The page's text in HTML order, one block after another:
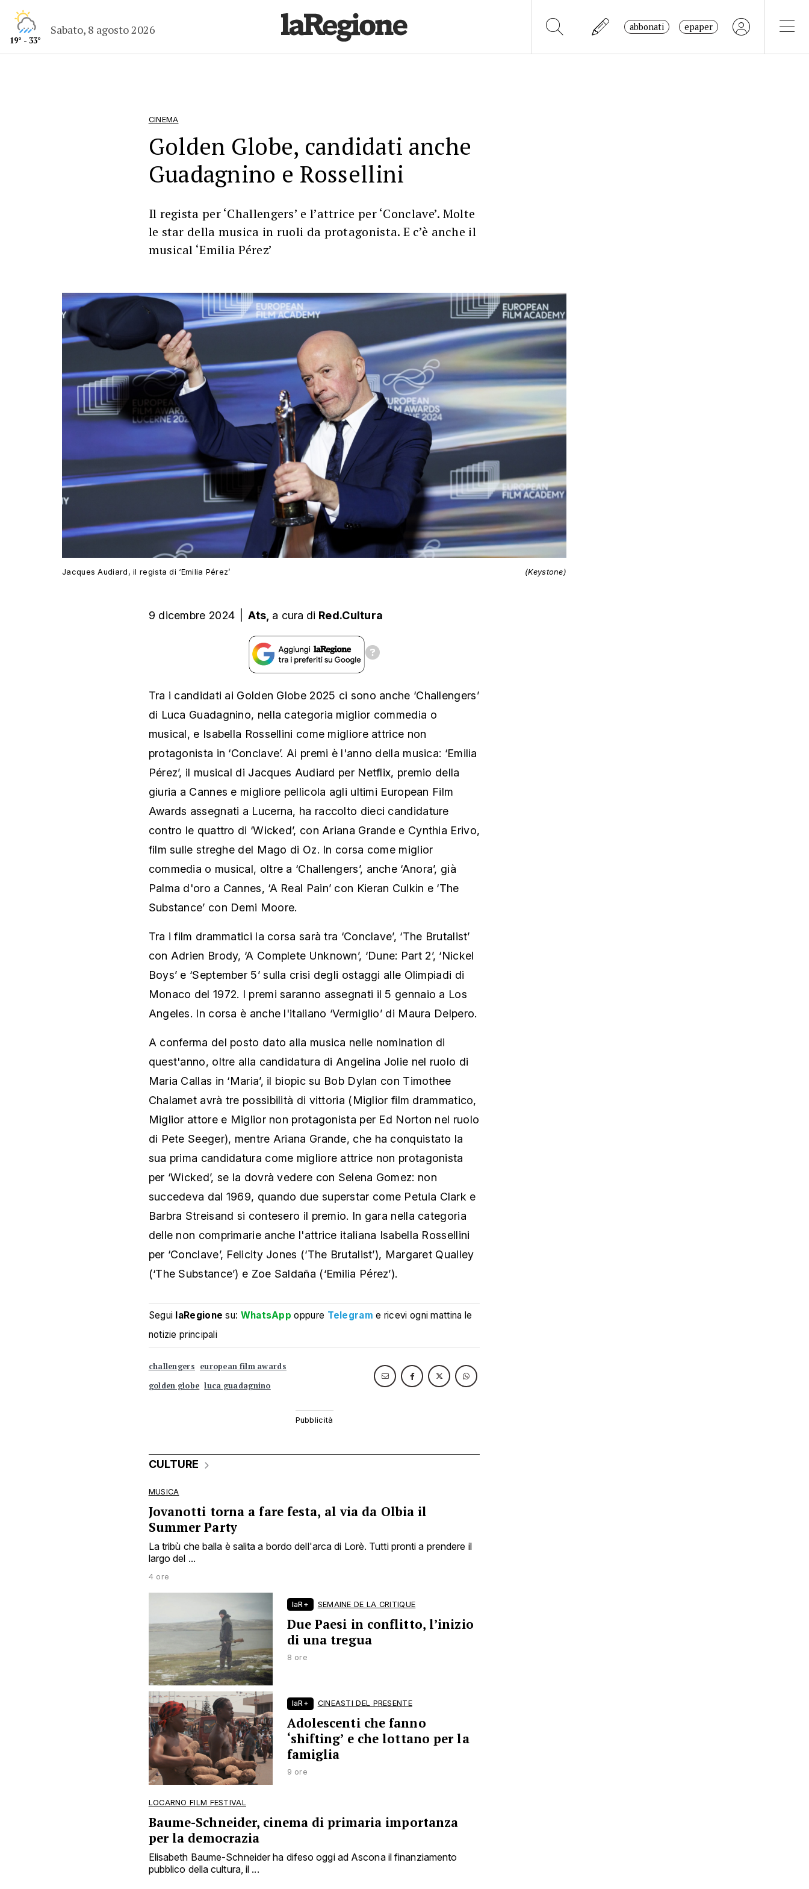
19° - 33°
Sabato, 8 agosto 2026 abbonati epaper
CINEMA
Golden Globe, candidati anche
Guadagnino e Rossellini
Il regista per ‘Challengers’ e l’attrice per ‘Conclave’. Molte
le star della musica in ruoli da protagonista. E c’è anche il
musical ‘Emilia Pérez’
Jacques Audiard, il regista di ‘Emilia Pérez’ (Keystone)
9 dicembre 2024 Ats, a cura di Red.Cultura
Tra i candidati ai Golden Globe 2025 ci sono anche ‘Challengers’
di Luca Guadagnino, nella categoria miglior commedia o
musical, e Isabella Rossellini come migliore attrice non
protagonista in ‘Conclave’. Ai premi è l'anno della musica: ‘Emilia
Pérez’, il musical di Jacques Audiard per Netflix, premio della
giuria a Cannes e migliore pellicola agli ultimi European Film
Awards assegnati a Lucerna, ha raccolto dieci candidature
contro le quattro di ‘Wicked’, con Ariana Grande e Cynthia Erivo,
film sulle streghe del Mago di Oz. In corsa come miglior
commedia o musical, oltre a ‘Challengers’, anche ‘Anora’, già
Palma d'oro a Cannes, ‘A Real Pain’ con Kieran Culkin e ‘The
Substance’ con Demi Moore.
Tra i film drammatici la corsa sarà tra ‘Conclave’, ‘The Brutalist’
con Adrien Brody, ‘A Complete Unknown’, ‘Dune: Part 2’, ‘Nickel
Boys’ e ‘September 5’ sulla crisi degli ostaggi alle Olimpiadi di
Monaco del 1972. I premi saranno assegnati il 5 gennaio a Los
Angeles. In corsa è anche l'italiano ‘Vermiglio’ di Maura Delpero.
A conferma del posto dato alla musica nelle nomination di
quest'anno, oltre alla candidatura di Angelina Jolie nel ruolo di
Maria Callas in ‘Maria’, il biopic su Bob Dylan con Timothee
Chalamet avrà tre possibilità di vittoria (Miglior film drammatico,
Miglior attore e Miglior non protagonista per Ed Norton nel ruolo
di Pete Seeger), mentre Ariana Grande, che ha conquistato la
sua prima candidatura come migliore attrice non protagonista
per ‘Wicked’, se la dovrà vedere con Selena Gomez: non
succedeva dal 1969, quando due superstar come Petula Clark e
Barbra Streisand si contesero il premio. In gara nella categoria
delle non comprimarie anche l'attrice italiana Isabella Rossellini
per ‘Conclave’, Felicity Jones (‘The Brutalist’), Margaret Qualley
(‘The Substance’) e Zoe Saldaña (‘Emilia Pérez’).
Segui laRegione su: WhatsApp oppure Telegram e ricevi ogni mattina le
notizie principali
challengers european film awards
golden globe luca guadagnino
CULTURE
MUSICA
Jovanotti torna a fare festa, al via da Olbia il
Summer Party
La tribù che balla è salita a bordo dell'arca di Lorè. Tutti pronti a prendere il
largo del ...
4 ore
laR+ SEMAINE DE LA CRITIQUE
Due Paesi in conflitto, l’inizio
di una tregua
8 ore
laR+ CINEASTI DEL PRESENTE
Adolescenti che fanno
‘shifting’ e che lottano per la
famiglia
9 ore
LOCARNO FILM FESTIVAL
Baume-Schneider, cinema di primaria importanza
per la democrazia
Elisabeth Baume-Schneider ha difeso oggi ad Ascona il finanziamento
pubblico della cultura, il ...